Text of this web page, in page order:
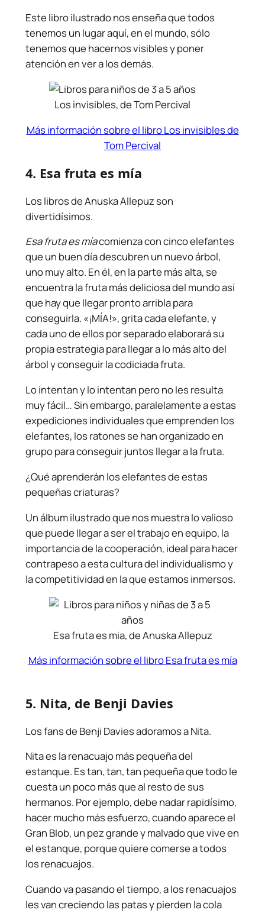
Este libro ilustrado nos enseña que todos
tenemos un lugar aquí, en el mundo, sólo
tenemos que hacernos visibles y poner
atención en ver a los demás.
Los invisibles, de Tom Percival
Más información sobre el libro Los invisibles de
Tom Percival
4. Esa fruta es mía
Los libros de Anuska Allepuz son
divertidísimos.
Esa fruta es míacomienza con cinco elefantes
que un buen día descubren un nuevo árbol,
uno muy alto. En él, en la parte más alta, se
encuentra la fruta más deliciosa del mundo así
que hay que llegar pronto arribla para
conseguirla. «¡MÍA!», grita cada elefante, y
cada uno de ellos por separado elaborará su
propia estrategia para llegar a lo más alto del
árbol y conseguir la codiciada fruta.
Lo intentan y lo intentan pero no les resulta
muy fácil… Sin embargo, paralelamente a estas
expediciones individuales que emprenden los
elefantes, los ratones se han organizado en
grupo para conseguir juntos llegar a la fruta.
¿Qué aprenderán los elefantes de estas
pequeñas criaturas?
Un álbum ilustrado que nos muestra lo valioso
que puede llegar a ser el trabajo en equipo, la
importancia de la cooperación, ideal para hacer
contrapeso a esta cultura del individualismo y
la competitividad en la que estamos inmersos.
Esa fruta es mia, de Anuska Allepuz
Más información sobre el libro Esa fruta es mía
5. Nita, de Benji Davies
Los fans de Benji Davies adoramos a Nita.
Nita es la renacuajo más pequeña del
estanque. Es tan, tan, tan pequeña que todo le
cuesta un poco más que al resto de sus
hermanos. Por ejemplo, debe nadar rapidísimo,
hacer mucho más esfuerzo, cuando aparece el
Gran Blob, un pez grande y malvado que vive en
el estanque, porque quiere comerse a todos
los renacuajos.
Cuando va pasando el tiempo, a los renacuajos
les van creciendo las patas y pierden la cola